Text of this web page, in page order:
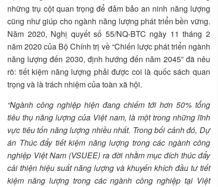
những trụ cột quan trọng để đảm bảo an ninh năng lượng
cũng như giúp cho ngành năng lượng phát triển bền vững.
Năm 2020, Nghị quyết số 55/NQ-BTC ngày 11 tháng 2
năm 2020 của Bộ Chính trị về “Chiến lược phát triển ngành
năng lượng đến 2030, định hướng đến năm 2045” đã nêu
rõ: tiết kiệm năng lượng phải được coi là quốc sách quan
trọng và là trách nhiệm của toàn xã hội.
“Ngành công nghiệp hiện đang chiếm tới hơn 50% tổng
tiêu thụ năng lượng của Việt nam, là một trong những lĩnh
vực tiêu tốn năng lượng nhiều nhất. Trong bối cảnh đó, Dự
án Thúc đẩy tiết kiệm năng lượng trong các ngành công
nghiệp Việt Nam (VSUEE) ra đời nhằm mục đích thúc đẩy
cải thiện hiệu suất năng lượng và khuyến khích đầu tư tiết
kiệm năng lượng trong các ngành công nghiệp tại Việt